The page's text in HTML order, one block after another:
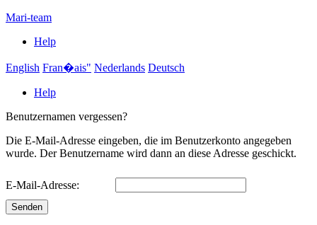
Mari-team
Help
English Fran�ais" Nederlands Deutsch
Help
Benutzernamen vergessen?
Die E-Mail-Adresse eingeben, die im Benutzerkonto angegeben
wurde. Der Benutzername wird dann an diese Adresse geschickt.
E-Mail-Adresse:
Senden